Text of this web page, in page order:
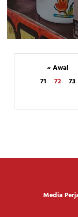
« Awal
71
72 73
Media